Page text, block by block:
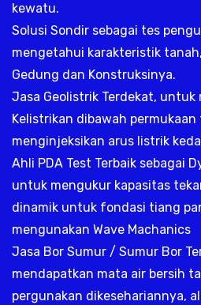
kewatu.
Solusi Sondir sebagai tes
mengetahui karakteristik
Gedung dan Konstruksinya.
Jasa Geolistrik Terdekat,
Kelistrikan dibawah
menginjeksikan arus listrik
Ahli PDA Test Terbaik sebagai
untuk mengukur kapasitas
dinamik untuk fondasi tiang
mengunakan Wave Machanics
Jasa Bor Sumur / Sumur Bor
mendapatkan mata air bersih
pergunakan dikesehariannya,